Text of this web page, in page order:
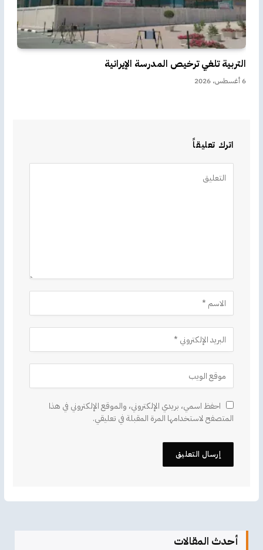
التربية تلغي ترخيص المدرسة الإيرانية
6 أغسطس، 2026
اترك تعليقاً
احفظ اسمي، بريدي الإلكتروني، والموقع الإلكتروني في هذا
المتصفح لاستخدامها المرة المقبلة في تعليقي.
أحدث المقالات